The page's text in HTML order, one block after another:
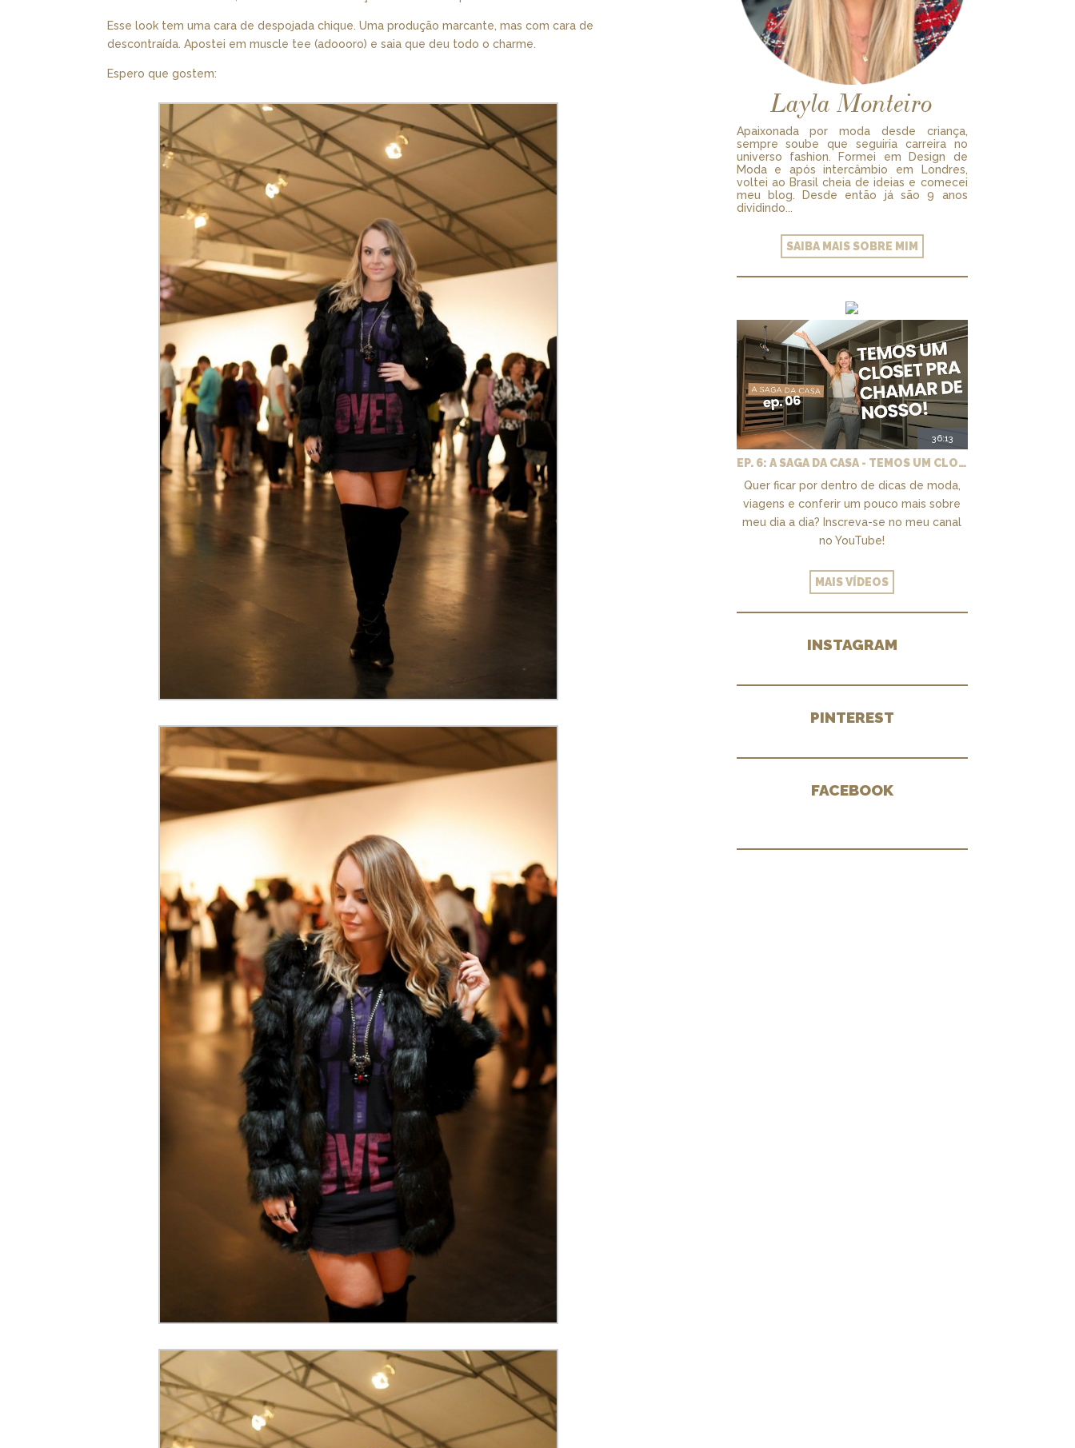
Esse look tem uma cara de despojada chique. Uma produção marcante, mas com cara de
descontraída. Apostei em muscle tee (adoooro) e saia que deu todo o charme.
Espero que gostem:
Layla Monteiro
Apaixonada por moda desde criança,
sempre soube que seguiria carreira no
universo fashion. Formei em Design de
Moda e após intercâmbio em Londres,
voltei ao Brasil cheia de ideias e comecei
meu blog. Desde então já são 9 anos
dividindo...
SAIBA MAIS SOBRE MIM
36:13
EP. 6: A SAGA DA CASA - TEMOS UM CLOSET PRA CHAMAR DE NOSSO + MARCENARIA E PAISAGISMO
Quer ficar por dentro de dicas de moda,
viagens e conferir um pouco mais sobre
meu dia a dia? Inscreva-se no meu canal
no YouTube!
MAIS VÍDEOS
INSTAGRAM
PINTEREST
FACEBOOK